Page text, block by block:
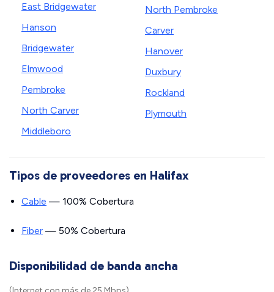
East Bridgewater
Hanson
Bridgewater
Elmwood
Pembroke
North Carver
Middleboro
North Pembroke
Carver
Hanover
Duxbury
Rockland
Plymouth
Tipos de proveedores en Halifax
Cable — 100% Cobertura
Fiber — 50% Cobertura
Disponibilidad de banda ancha